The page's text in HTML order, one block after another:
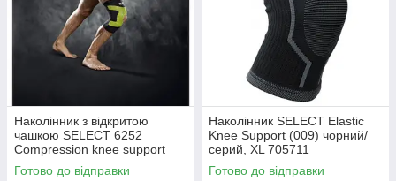
Наколінник з відкритою
чашкою SELECT 6252
Compression knee support
(010) чорний, XXL 562520
Готово до відправки
Наколінник SELECT Elastic
Knee Support (009) чорний/
серий, XL 705711
Готово до відправки